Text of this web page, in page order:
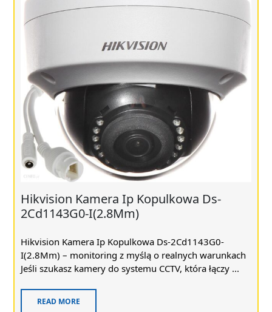
Hikvision Kamera Ip Kopulkowa Ds-
2Cd1143G0-I(2.8Mm)
Hikvision Kamera Ip Kopulkowa Ds-2Cd1143G0-
I(2.8Mm) – monitoring z myślą o realnych warunkach
Jeśli szukasz kamery do systemu CCTV, która łączy ...
READ MORE